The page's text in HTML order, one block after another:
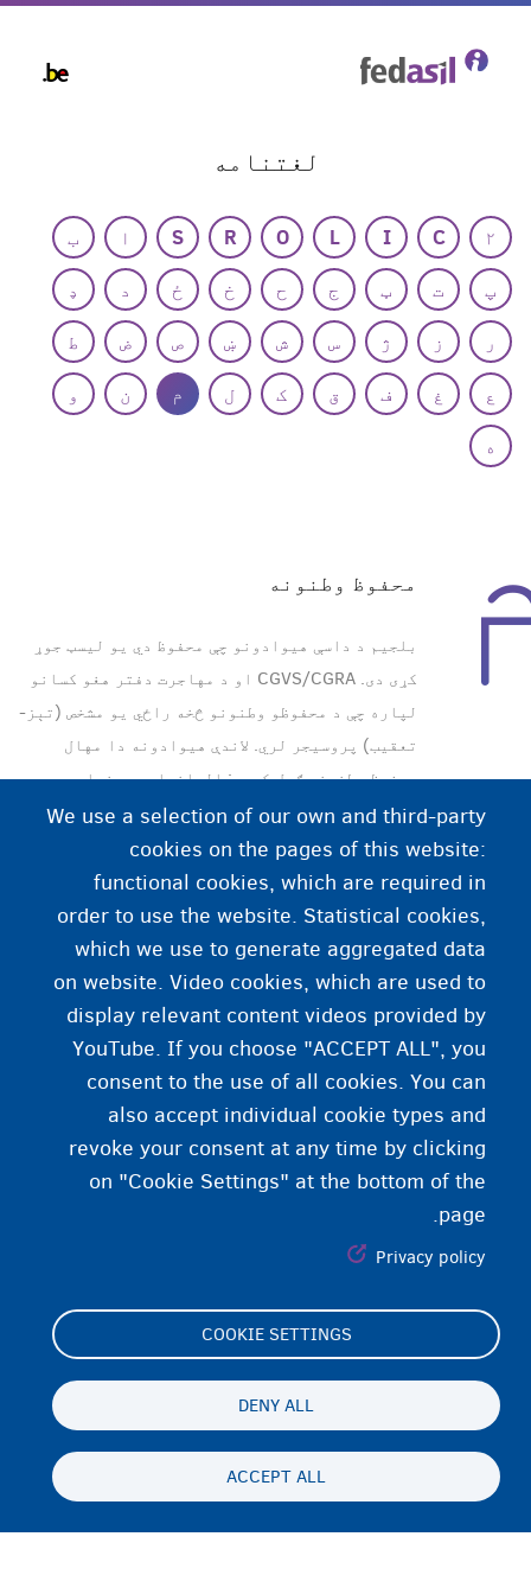
لغتنامه
۲ C
I
L
O
R
S ا
ب
پ
ت ټ ج ح خ ځ د
ډ
ر
ز ژ س ش ښ ص ض
ط
ع
غ ف ق ک ل م ن
و
ه
محفوظ وطنونه
بلجیم د داسې هیوادونو چې محفوظ دي یو لیسټ جوړ
کړی دی. CGVS/CGRA او د مهاجرت دفتر هغو کسانو
لپاره چې د محفوظو وطنونو څخه راځي یو مشخص (تېز-
تعقیب) پروسیجر لري. لاندې هیوادونه دا مهال
محفوظ وطنونه ګڼل کېږي: البانیا، بوسنیا-
هرزیګووینا، FYROM، کوسوو، مونټینګرو، سربیا،
هند او جورجیا
.
We use a selection of our own and third-party
cookies on the pages of this website:
functional cookies, which are required in
order to use the website. Statistical cookies,
which we use to generate aggregated data
on website. Video cookies, which are used to
display relevant content videos provided by
YouTube. If you choose "ACCEPT ALL", you
consent to the use of all cookies. You can
also accept individual cookie types and
revoke your consent at any time by clicking
on "Cookie Settings" at the bottom of the
page.
Privacy policy
COOKIE SETTINGS
DENY ALL
ACCEPT ALL
Footer
(menu)
Cookie Settings
محرمیت او سلب مسئولیت
PS
Persistent
menu